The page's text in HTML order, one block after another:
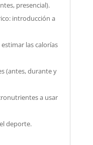
presencial).
introducción a
las calorías
(antes, durante y
a usar
deporte.